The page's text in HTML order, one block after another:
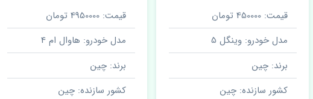
قیمت: 450000 تومان
مدل خودرو: وینگل 5
برند: چین
کشور سازنده: چین
قیمت: 4950000 تومان
مدل خودرو: هاوال ام 4
برند: چین
کشور سازنده: چین